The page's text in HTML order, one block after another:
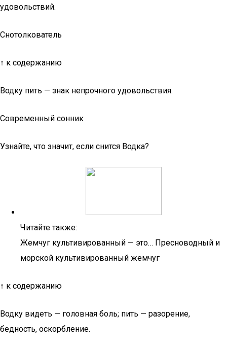
удовольствий.
Снотолкователь
↑ к содержанию
Водку пить — знак непрочного удовольствия.
Современный сонник
Узнайте, что значит, если снится Водка?
Читайте также:
Жемчуг культивированный — это… Пресноводный и
морской культивированный жемчуг
↑ к содержанию
Водку видеть — головная боль; пить — разорение,
бедность, оскорбление.